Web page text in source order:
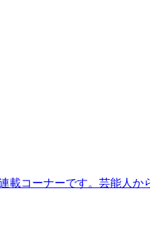
コーナーです。芸能人か